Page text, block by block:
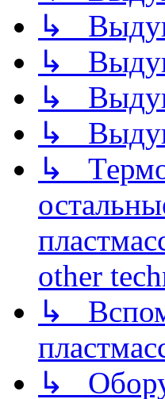
↳
↳
↳
↳
↳
other
↳
↳